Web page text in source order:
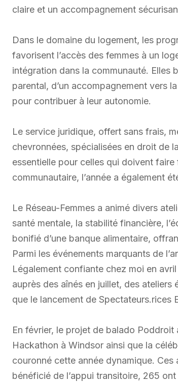
claire et un accompagnement
Dans le domaine du logement, les
favorisent l’accès des femmes à un
intégration dans la communauté. Elles
parental, d’un accompagnement vers
pour contribuer à leur autonomie.
Le service juridique, offert sans frais,
chevronnées, spécialisées en droit de
essentielle pour celles qui doivent
communautaire, l’année a également
Le Réseau-Femmes a animé divers
santé mentale, la stabilité financière,
bonifié d’une banque alimentaire,
Parmi les événements marquants de
Légalement confiante chez moi en
auprès des aînés en juillet, des
que le lancement de Spectateurs.rices
En février, le projet de balado
Hackathon à Windsor ainsi que la
couronné cette année dynamique.
bénéficié de l’appui transitoire, 265